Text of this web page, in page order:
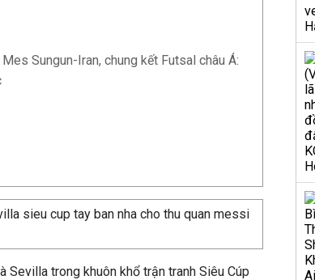
Sungun-Iran, chung kết Futsal châu Á:
Sevilla trong khuôn khổ trận tranh Siêu Cúp